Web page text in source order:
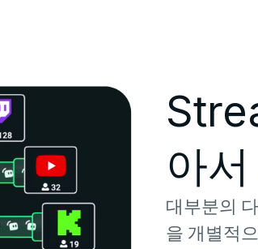
아
대부분의
을 개별적